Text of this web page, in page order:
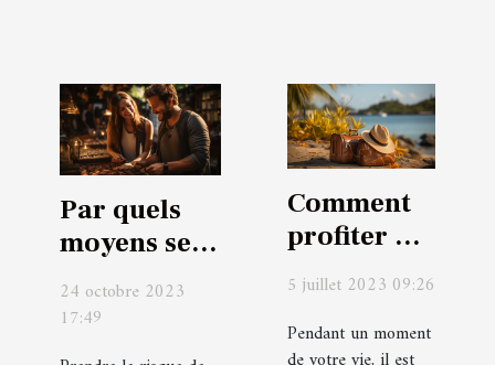
Par quels
moyens se
procurer
d’un guide
24 octobre 2023
17:49
Comment
profiter au
mieux de
son séjour
touristique
5 juillet 2023 09:26
Pendant un moment